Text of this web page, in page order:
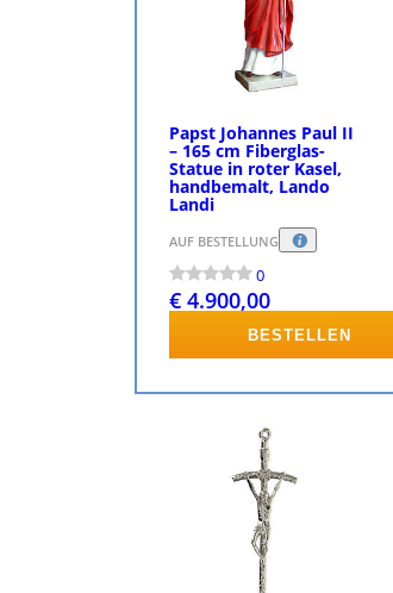
Papst Johannes Paul II
– 165 cm Fiberglas-
Statue in roter Kasel,
handbemalt, Lando
Landi
AUF BESTELLUNG
0
€ 4.900,00
BESTELLEN